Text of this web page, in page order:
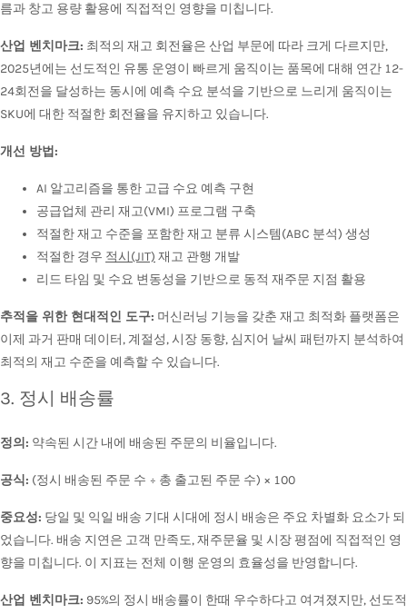
름과 창고 용량 활용에 직접적인 영향을 미칩니다.
산업 벤치마크: 최적의 재고 회전율은 산업 부문에 따라 크게 다르지만,
2025년에는 선도적인 유통 운영이 빠르게 움직이는 품목에 대해 연간 12-
24회전을 달성하는 동시에 예측 수요 분석을 기반으로 느리게 움직이는
SKU에 대한 적절한 회전율을 유지하고 있습니다.
개선 방법:
AI 알고리즘을 통한 고급 수요 예측 구현
공급업체 관리 재고(VMI) 프로그램 구축
적절한 재고 수준을 포함한 재고 분류 시스템(ABC 분석) 생성
적절한 경우 적시(JIT) 재고 관행 개발
리드 타임 및 수요 변동성을 기반으로 동적 재주문 지점 활용
추적을 위한 현대적인 도구: 머신러닝 기능을 갖춘 재고 최적화 플랫폼은
이제 과거 판매 데이터, 계절성, 시장 동향, 심지어 날씨 패턴까지 분석하여
최적의 재고 수준을 예측할 수 있습니다.
3. 정시 배송률
정의: 약속된 시간 내에 배송된 주문의 비율입니다.
공식: (정시 배송된 주문 수 ÷ 총 출고된 주문 수) × 100
중요성: 당일 및 익일 배송 기대 시대에 정시 배송은 주요 차별화 요소가 되
었습니다. 배송 지연은 고객 만족도, 재주문율 및 시장 평점에 직접적인 영
향을 미칩니다. 이 지표는 전체 이행 운영의 효율성을 반영합니다.
산업 벤치마크: 95%의 정시 배송률이 한때 우수하다고 여겨졌지만, 선도적